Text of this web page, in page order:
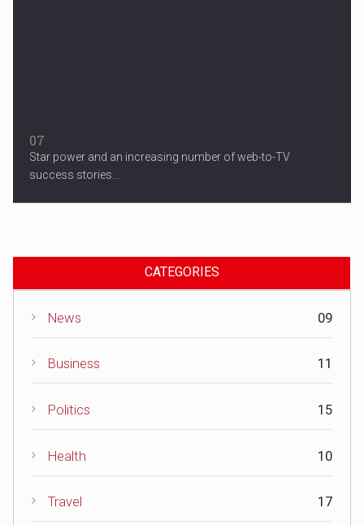
07
Star power and an increasing number of web-to-TV
success stories...
CATEGORIES
News 09
Business 11
Politics 15
Health 10
Travel 17